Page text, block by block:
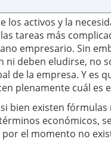
una inversión rentable
tu negocio en un
de la
guía rápida
2025
los activos y la
tareas más
empresario. Sin
ni deben eludirse, no
de la empresa. Y es
plenamente cuál es
bien existen
económicos,
el momento no